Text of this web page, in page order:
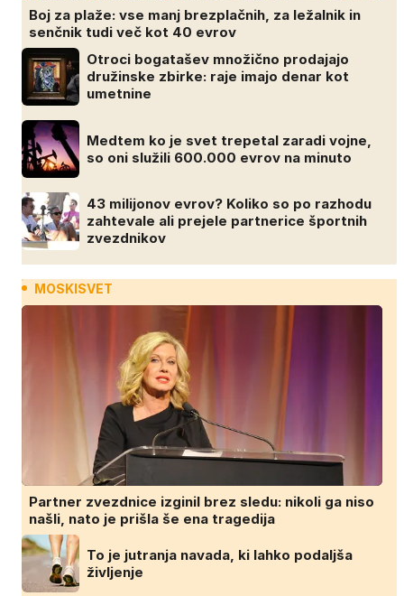
Boj za plaže: vse manj brezplačnih, za ležalnik in
senčnik tudi več kot 40 evrov
Otroci bogatašev množično prodajajo
družinske zbirke: raje imajo denar kot
umetnine
Medtem ko je svet trepetal zaradi vojne,
so oni služili 600.000 evrov na minuto
43 milijonov evrov? Koliko so po razhodu
zahtevale ali prejele partnerice športnih
zvezdnikov
MOSKISVET
Partner zvezdnice izginil brez sledu: nikoli ga niso
našli, nato je prišla še ena tragedija
To je jutranja navada, ki lahko podaljša
življenje